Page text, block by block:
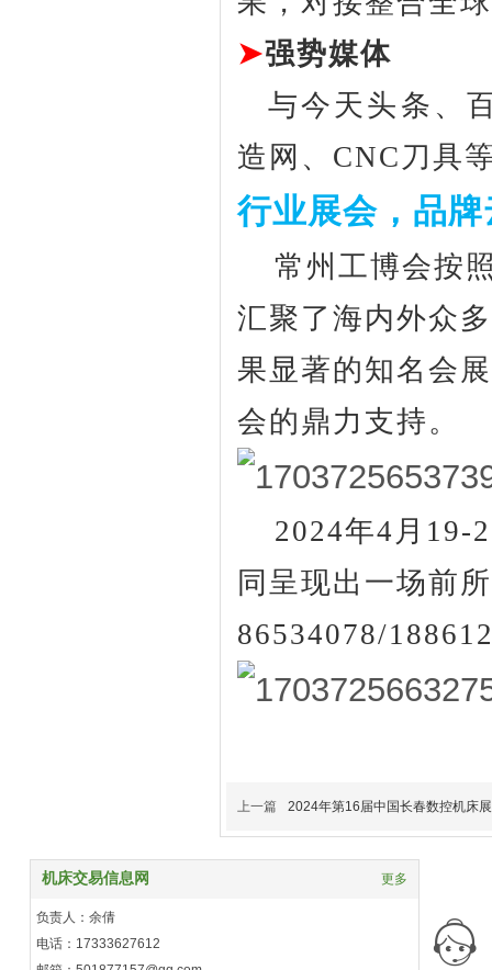
➤强势媒体
与今天头条、
造网、 CNC刀具
行业展会，品牌
常州工博会按
汇聚了海内外众
果显著的知名会
会的鼎力支持。
2024年4月19-
同呈现出一场前
86534078/
上一篇 2024年第16届中国长春数控机床
机床交易信息网 更多
负责人：余倩
电话：17333627612